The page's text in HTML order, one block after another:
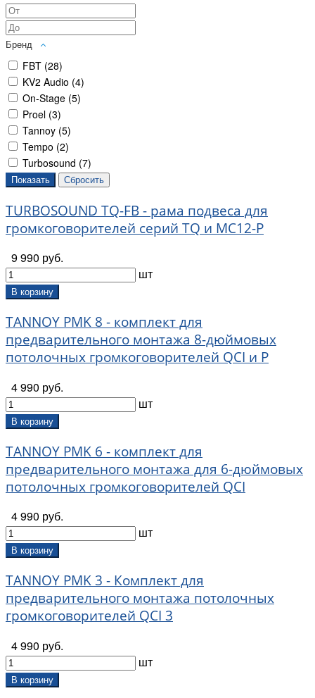
Бренд
FBT (28)
KV2 Audio (4)
On-Stage (5)
Proel (3)
Tannoy (5)
Tempo (2)
Turbosound (7)
TURBOSOUND TQ-FB - рама подвеса для
громкоговорителей серий TQ и MC12-P
9 990 руб.
шт
В корзину
TANNOY PMK 8 - комплект для
предварительного монтажа 8-дюймовых
потолочных громкоговорителей QCI и P
4 990 руб.
шт
В корзину
TANNOY PMK 6 - комплект для
предварительного монтажа для 6-дюймовых
потолочных громкоговорителей QCI
4 990 руб.
шт
В корзину
TANNOY PMK 3 - Комплект для
предварительного монтажа потолочных
громкоговорителей QCI 3
4 990 руб.
шт
В корзину